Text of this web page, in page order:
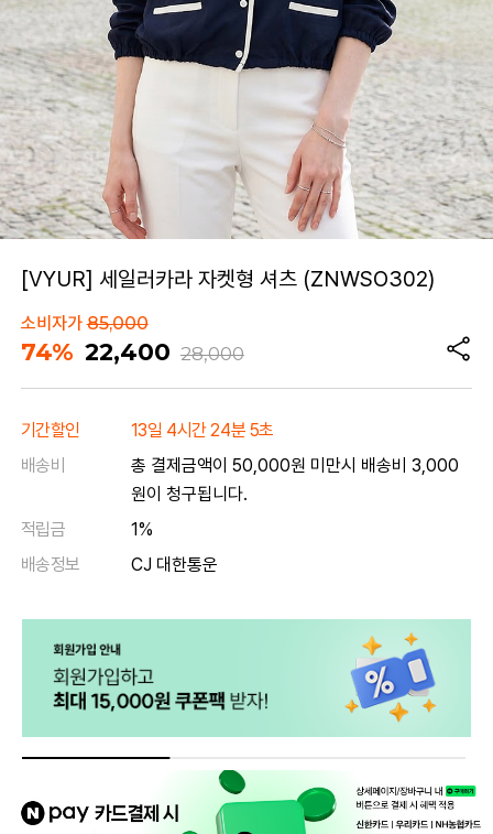
[VYUR] 세일러카라 자켓형 셔츠 (ZNWSO302)
소비자가85,000
74% 22,400 28,000
기간할인
13일 4시간 24분 5초
배송비
총 결제금액이 50,000원 미만시 배송비 3,000
원이 청구됩니다.
적립금
1%
배송정보
CJ 대한통운